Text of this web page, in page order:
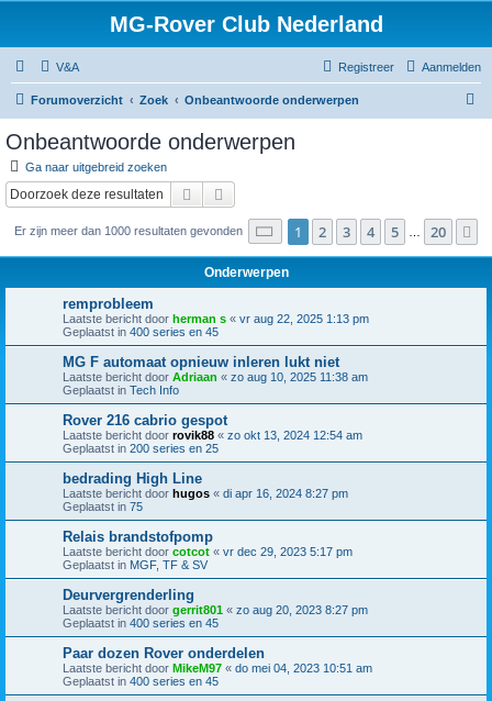
MG-Rover Club Nederland
V&A Aanmelden
Registreer
Forumoverzicht Zoek Onbeantwoorde onderwerpen
Onbeantwoorde onderwerpen
Ga naar uitgebreid zoeken
Zoek
Er zijn meer dan 1000 resultaten gevonden Pagina van 20
1 2 3 4 5 20
Onderwerpen
remprobleem
Laatste bericht door herman s « vr aug 22, 2025 1:13 pm
Geplaatst in 400 series en 45
MG F automaat opnieuw inleren lukt niet
Laatste bericht door Adriaan « zo aug 10, 2025 11:38 am
Geplaatst in Tech Info
Rover 216 cabrio gespot
Laatste bericht door rovik88 « zo okt 13, 2024 12:54 am
Geplaatst in 200 series en 25
bedrading High Line
Laatste bericht door hugos « di apr 16, 2024 8:27 pm
Geplaatst in 75
Relais brandstofpomp
Laatste bericht door cotcot « vr dec 29, 2023 5:17 pm
Geplaatst in MGF, TF & SV
Deurvergrenderling
Laatste bericht door gerrit801 « zo aug 20, 2023 8:27 pm
Geplaatst in 400 series en 45
Paar dozen Rover onderdelen
Laatste bericht door MikeM97 « do mei 04, 2023 10:51 am
Geplaatst in 400 series en 45